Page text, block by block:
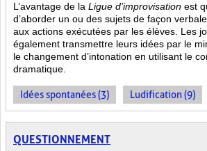
L’avantage de la Ligue d’improvisation est
d’aborder un ou des sujets de façon
aux actions exécutées par les élèves. Les
également transmettre leurs idées par le
le changement d’intonation en utilisant le
dramatique.
Idées spontanées (3) Ludification (9)
QUESTIONNEMENT